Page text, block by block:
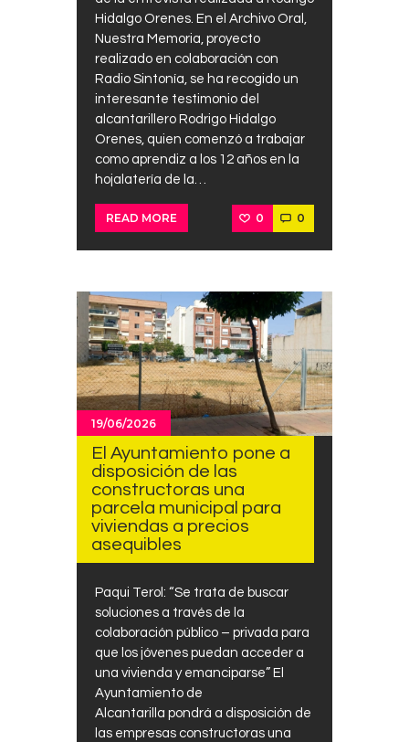
Hidalgo Orenes. En el Archivo Oral,
Nuestra Memoria, proyecto
realizado en colaboración con
Radio Sintonía, se ha recogido un
interesante testimonio del
alcantarillero Rodrigo Hidalgo
Orenes, quien comenzó a trabajar
como aprendiz a los 12 años en la
hojalatería de la…
READ MORE 0 0
19/06/2026
El Ayuntamiento pone a
disposición de las
constructoras una
parcela municipal para
viviendas a precios
asequibles
Paqui Terol: “Se trata de buscar
soluciones a través de la
colaboración público – privada para
que los jóvenes puedan acceder a
una vivienda y emanciparse” El
Ayuntamiento de
Alcantarilla pondrá a disposición de
las empresas constructoras una